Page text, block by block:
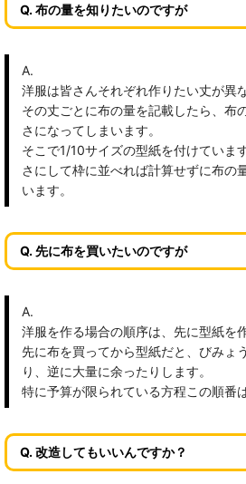
Q. 布の量を知りたいのですが
A.
洋服は皆さんそれぞれ作りたい丈が異
その丈ごとに布の量を記載したら、布
さになってしまいます。
そこで1/10サイズの型紙を付けていま
さにして枠に並べれば計算せずに布の
います。
Q. 先に布を買いたいのですが
A.
洋服を作る場合の順序は、先に型紙を
先に布を買ってから型紙だと、びみょ
り、逆に大量に余ったりします。
特に予算が限られている方程この順番
Q. 改造してもいいんですか？